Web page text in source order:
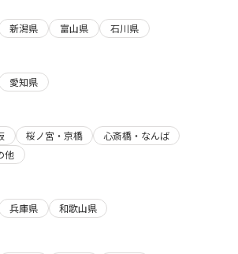
新潟県 富山県
石川県
愛知県
桜ノ宮・京橋
心斎橋・なんば
他
兵庫県
和歌山県